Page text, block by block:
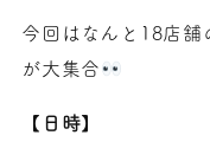
今回はなんと18店舗
が大集合
【 日時】